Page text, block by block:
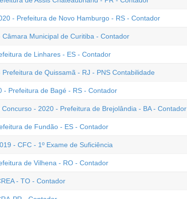
- Prefeitura de Novo Hamburgo - RS - Contador
Câmara Municipal de Curitiba - Contador
de Linhares - ES - Contador
de Quissamã - RJ - PNS Contabilidade
- Prefeitura de Bagé - RS - Contador
- 2020 - Prefeitura de Brejolândia - BA - Contador
de Fundão - ES - Contador
- CFC - 1º Exame de Suficiência
de Vilhena - RO - Contador
- TO - Contador